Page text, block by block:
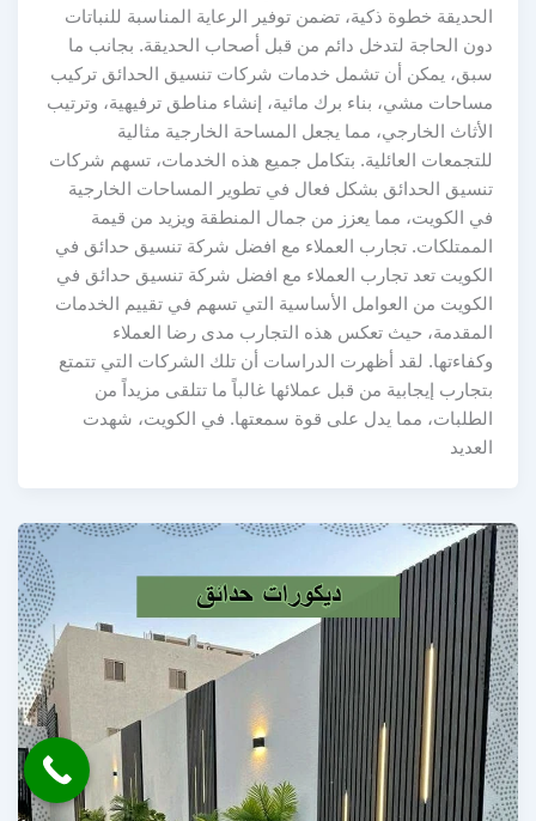
الحديقة خطوة ذكية، تضمن توفير الرعاية المناسبة للنباتات
دون الحاجة لتدخل دائم من قبل أصحاب الحديقة. بجانب ما
سبق، يمكن أن تشمل خدمات شركات تنسيق الحدائق تركيب
مساحات مشي، بناء برك مائية، إنشاء مناطق ترفيهية، وترتيب
الأثاث الخارجي، مما يجعل المساحة الخارجية مثالية
للتجمعات العائلية. بتكامل جميع هذه الخدمات، تسهم شركات
تنسيق الحدائق بشكل فعال في تطوير المساحات الخارجية
في الكويت، مما يعزز من جمال المنطقة ويزيد من قيمة
الممتلكات. تجارب العملاء مع افضل شركة تنسيق حدائق في
الكويت تعد تجارب العملاء مع افضل شركة تنسيق حدائق في
الكويت من العوامل الأساسية التي تسهم في تقييم الخدمات
المقدمة، حيث تعكس هذه التجارب مدى رضا العملاء
وكفاءتها. لقد أظهرت الدراسات أن تلك الشركات التي تتمتع
بتجارب إيجابية من قبل عملائها غالباً ما تتلقى مزيداً من
الطلبات، مما يدل على قوة سمعتها. في الكويت، شهدت
العديد